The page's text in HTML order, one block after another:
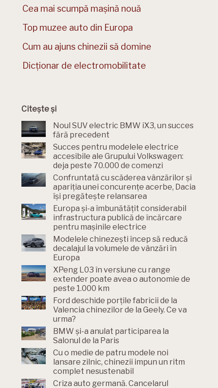
Cea mai scumpă mașină nouă
Top muzee auto din Europa
Cum au ajuns chinezii să domine
Dicționar de electromobilitate
Citește și
Noul SUV electric BMW iX3, un succes
fără precedent
Succes pentru modelele electrice
accesibile ale Grupului Volkswagen:
deja peste 70.000 de comenzi
Confruntată cu scăderea vânzărilor și
apariția unei concurențe acerbe, Dacia
își pregătește relansarea
Europa și-a îmbunătățit considerabil
infrastructura publică de încărcare
pentru mașinile electrice
Modelele chinezești încep să reducă
decalajul la volumele de vânzări în
Europa
XPeng L03 în versiune cu range
extender poate avea o autonomie de
peste 1.000 km
Ford deschide porțile fabricii de la
Valencia chinezilor de la Geely. Ce va
urma?
BMW și-a anulat participarea la
Salonul de la Paris
Cu o medie de patru modele noi
lansare zilnic, chinezii impun un ritm
complet nesustenabil
Criza auto germană. Cancelarul